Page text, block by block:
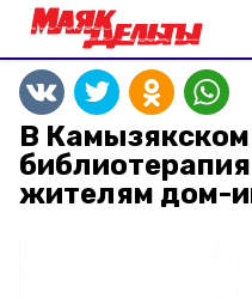
В
жителям дом-